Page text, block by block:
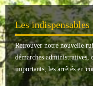
Sentiers pédestres
Guide annuel
Histoire
Galerie
Les indispensables
Retrouver notre nouvelle
démarches administratives,
importants, les arrêtés en